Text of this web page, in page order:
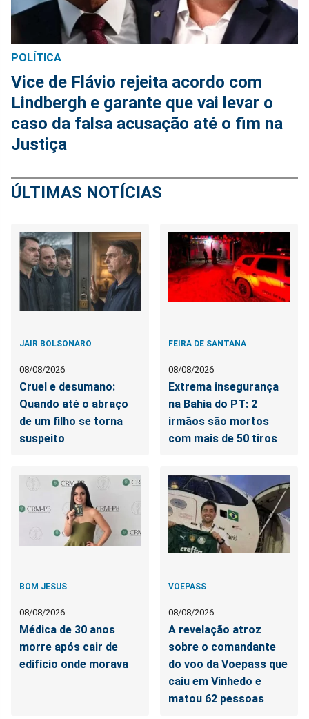
POLÍTICA
Vice de Flávio rejeita acordo com
Lindbergh e garante que vai levar o
caso da falsa acusação até o fim na
Justiça
ÚLTIMAS NOTÍCIAS
JAIR BOLSONARO
08/08/2026
Cruel e desumano:
Quando até o abraço
de um filho se torna
suspeito
FEIRA DE SANTANA
08/08/2026
Extrema insegurança
na Bahia do PT: 2
irmãos são mortos
com mais de 50 tiros
BOM JESUS
08/08/2026
Médica de 30 anos
morre após cair de
edifício onde morava
VOEPASS
08/08/2026
A revelação atroz
sobre o comandante
do voo da Voepass que
caiu em Vinhedo e
matou 62 pessoas